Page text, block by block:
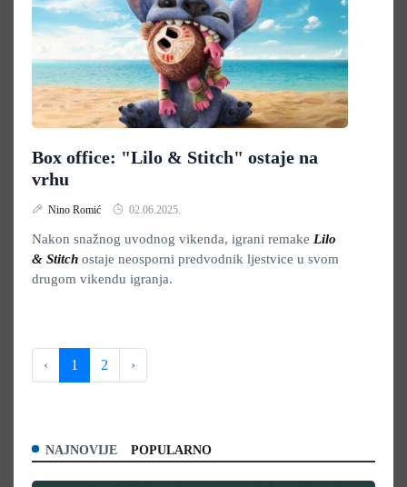
Box office: "Lilo & Stitch" ostaje na
vrhu
Nino Romić 02.06.2025.
Nakon snažnog uvodnog vikenda, igrani remake Lilo
& Stitch ostaje neosporni predvodnik ljestvice u svom
drugom vikendu igranja.
‹ 1 2 ›
NAJNOVIJE POPULARNO